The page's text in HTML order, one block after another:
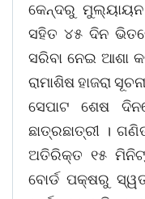
କେନ୍ଦରୁ
ସହିତ ୪୫ ଦିନ
ସରିବା ନେଇ ଆଶା
ରାମାଶିଷ ହାଜରା
ସେପାଟ ଶେଷ
ଛାତ୍ରଛାତ୍ରୀ ।
ଅତିରିକ୍ତ ୧୫ ମିନିଟ୍
ବୋର୍ଡ ପକ୍ଷରୁ